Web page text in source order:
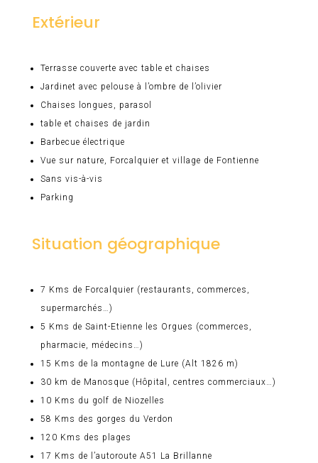
Extérieur
Terrasse couverte avec table et chaises
Jardinet avec pelouse à l’ombre de l’olivier
Chaises longues, parasol
table et chaises de jardin
Barbecue électrique
Vue sur nature, Forcalquier et village de Fontienne
Sans vis-à-vis
Parking
Situation géographique
7 Kms de Forcalquier (restaurants, commerces,
supermarchés…)
5 Kms de Saint-Etienne les Orgues (commerces,
pharmacie, médecins…)
15 Kms de la montagne de Lure (Alt 1826 m)
30 km de Manosque (Hôpital, centres commerciaux…)
10 Kms du golf de Niozelles
58 Kms des gorges du Verdon
120 Kms des plages
17 Kms de l’autoroute A51 La Brillanne